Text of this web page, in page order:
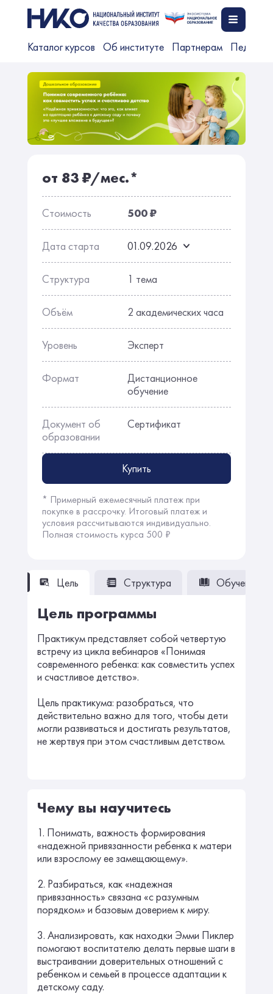
Каталог курсов Об институте Партнерам
Цель Структура Обучение
Цель программы
Практикум представляет собой четвертую
встречу из цикла вебинаров «Понимая
современного ребенка: как совместить успех
и счастливое детство».
Цель практикума: разобраться, что
действительно важно для того, чтобы дети
могли развиваться и достигать результатов,
не жертвуя при этом счастливым детством.
Чему вы научитесь
1. Понимать, важность формирования
«надежной привязанности ребенка к матери
или взрослому ее замещающему».
2. Разбираться, как «надежная
привязанность» связана «с разумным
порядком» и базовым доверием к миру.
3. Анализировать, как находки Эмми Пиклер
помогают воспитателю делать первые шаги в
выстраивании доверительных отношений с
ребенком и семьей в процессе адаптации к
детскому саду.
от 83 ₽/мес.*
Стоимость 500 ₽
Дата старта 01.09.2026
Структура 1 тема
Объём 2 академических часа
Уровень Эксперт
Формат
Дистанционное
обучение
Документ об
образовании
Сертификат
Купить
* Примерный ежемесячный платеж при
покупке в рассрочку. Итоговый платеж и
условия рассчитываются индивидуально.
Полная стоимость курса 500 ₽